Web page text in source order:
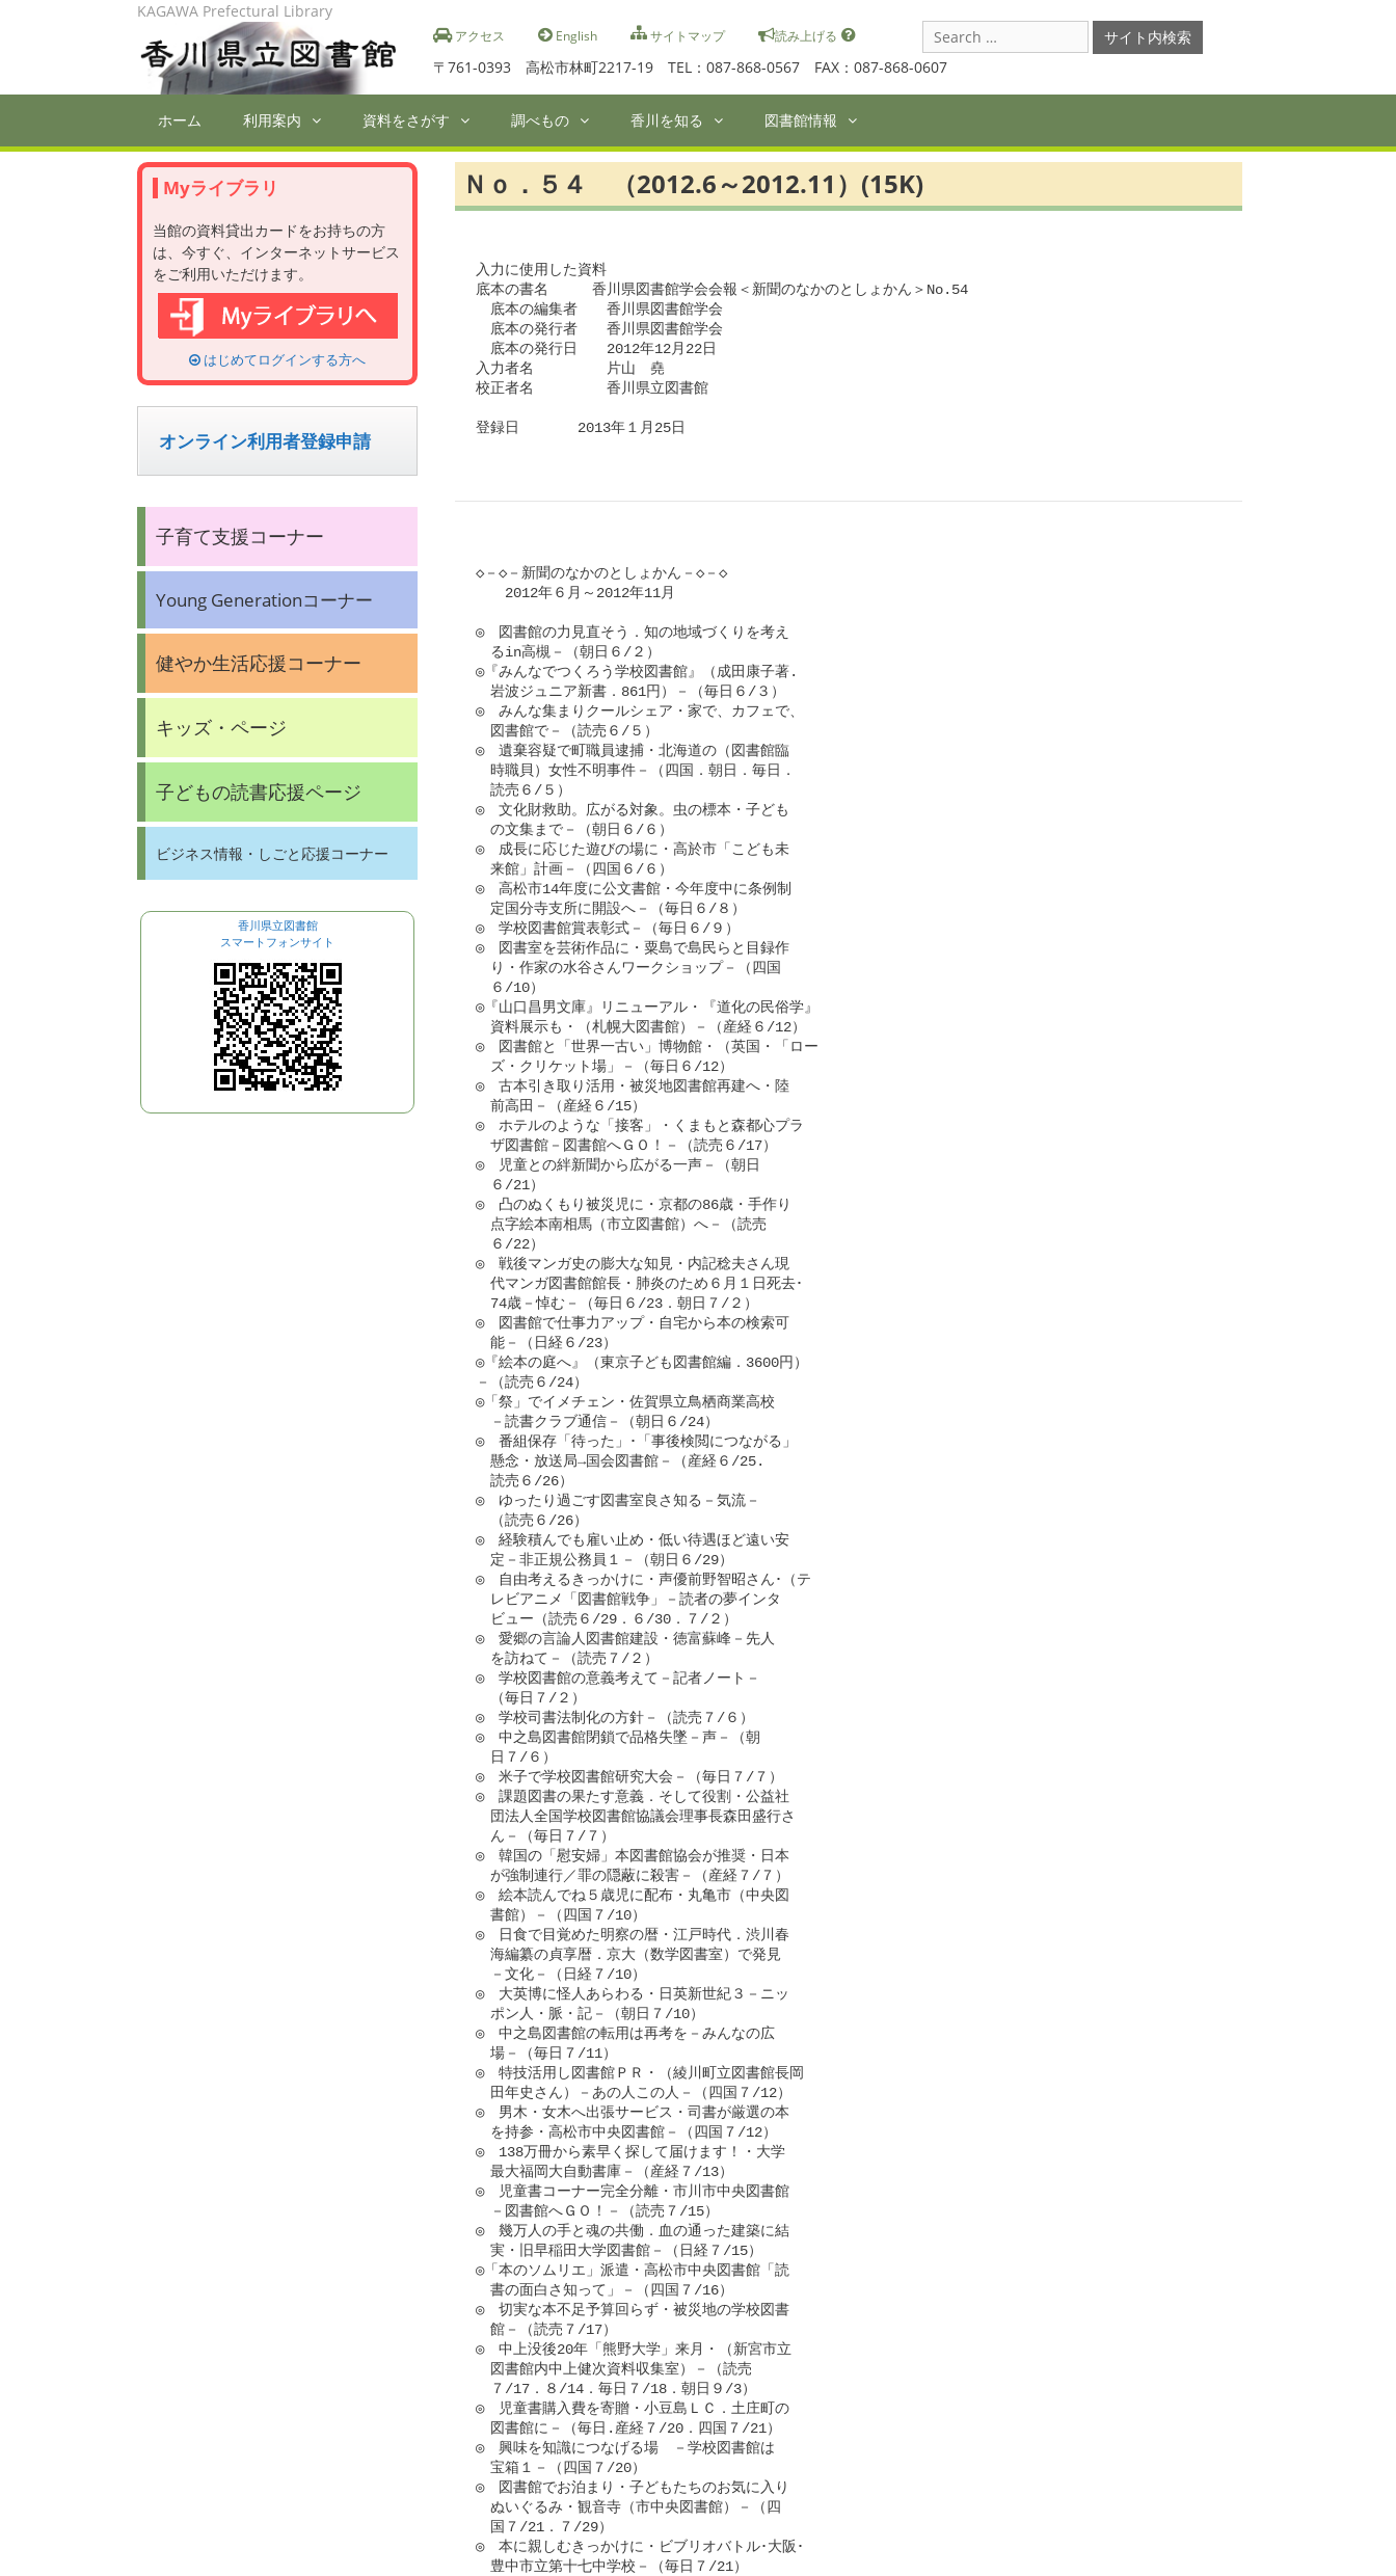
アクセス English サイトマップ 読み上げる
〒761-0393 高松市林町2217-19 TEL：087-868-0567 FAX：087-868-0607
KAGAWA Prefectural Library
Search
for:
ホーム 利用案内 資料をさがす 調べもの 香川を知る 図書館情報
Ｎｏ．５４ （2012.6～2012.11）(15K)
入力に使用した資料
底本の書名　　　香川県図書館学会会報＜新聞のなかのとしょかん＞No.54
底本の編集者　　香川県図書館学会
底本の発行者　　香川県図書館学会
底本の発行日　　2012年12月22日
入力者名　　　　　片山　堯
校正者名　　　　　香川県立図書館
登録日　　　　2013年１月25日
◇－◇－新聞のなかのとしょかん－◇－◇
2012年６月～2012年11月
◎　図書館の力見直そう．知の地域づくりを考え
るin高槻－（朝日６/２）
◎『みんなでつくろう学校図書館』（成田康子著.
岩波ジュニア新書．861円）－（毎日６/３）
◎　みんな集まりクールシェア・家で、カフェで、
図書館で－（読売６/５）
◎　遺棄容疑で町職員逮捕・北海道の（図書館臨
時職貝）女性不明事件－（四国．朝日．毎日．
読売６/５）
◎　文化財救助。広がる対象。虫の標本・子ども
の文集まで－（朝日６/６）
◎　成長に応じた遊びの場に・高於市「こども未
来館」計画－（四国６/６）
◎　高松市14年度に公文書館・今年度中に条例制
定国分寺支所に開設へ－（毎日６/８）
◎　学校図書館賞表彰式－（毎日６/９）
◎　図書室を芸術作品に・粟島で島民らと目録作
り・作家の水谷さんワークショップ－（四国
６/10）
◎『山口昌男文庫』リニューアル・『道化の民俗学』
資料展示も・（札幌大図書館）－（産経６/12）
◎　図書館と「世界一古い」博物館・（英国・「ロー
ズ・クリケット場」－（毎日６/12）
◎　古本引き取り活用・被災地図書館再建へ・陸
前高田－（産経６/15）
◎　ホテルのような「接客」・くまもと森都心プラ
ザ図書館－図書館へＧＯ！－（読売６/17）
◎　児童との絆新聞から広がる一声－（朝日
６/21）
◎　凸のぬくもり被災児に・京都の86歳・手作り
点字絵本南相馬（市立図書館）へ－（読売
６/22）
◎　戦後マンガ史の膨大な知見・内記稔夫さん現
代マンガ図書館館長・肺炎のため６月１日死去･
74歳－悼む－（毎日６/23．朝日７/２）
◎　図書館で仕事力アップ・自宅から本の検索可
能－（日経６/23）
◎『絵本の庭へ』（東京子ども図書館編．3600円）
－（読売６/24）
◎「祭」でイメチェン・佐賀県立鳥栖商業高校
－読書クラブ通信－（朝日６/24）
◎　番組保存「待った」･「事後検閲につながる」
懸念・放送局→国会図書館－（産経６/25.
読売６/26）
◎　ゆったり過ごす図書室良さ知る－気流－
（読売６/26）
◎　経験積んでも雇い止め・低い待遇ほど遠い安
定－非正規公務員１－（朝日６/29）
◎　自由考えるきっかけに・声優前野智昭さん･（テ
レビアニメ「図書館戦争」－読者の夢インタ
ビュー（読売６/29．６/30．７/２）
◎　愛郷の言論人図書館建設・徳富蘇峰－先人
を訪ねて－（読売７/２）
◎　学校図書館の意義考えて－記者ノート－
（毎日７/２）
◎　学校司書法制化の方針－（読売７/６）
◎　中之島図書館閉鎖で品格失墜－声－（朝
日７/６）
◎　米子で学校図書館研究大会－（毎日７/７）
◎　課題図書の果たす意義．そして役割・公益社
団法人全国学校図書館協議会理事長森田盛行さ
ん－（毎日７/７）
◎　韓国の「慰安婦」本図書館協会が推奨・日本
が強制連行／罪の隠蔽に殺害－（産経７/７）
◎　絵本読んでね５歳児に配布・丸亀市（中央図
書館）－（四国７/10）
◎　日食で目覚めた明察の暦・江戸時代．渋川春
海編纂の貞享暦．京大（数学図書室）で発見
－文化－（日経７/10）
◎　大英博に怪人あらわる・日英新世紀３－ニッ
ポン人・脈・記－（朝日７/10）
◎　中之島図書館の転用は再考を－みんなの広
場－（毎日７/11）
◎　特技活用し図書館ＰＲ・（綾川町立図書館長岡
田年史さん）－あの人この人－（四国７/12）
◎　男木・女木へ出張サービス・司書が厳選の本
を持参・高松市中央図書館－（四国７/12）
◎　138万冊から素早く探して届けます！・大学
最大福岡大自動書庫－（産経７/13）
◎　児童書コーナー完全分離・市川市中央図書館
－図書館へＧＯ！－（読売７/15）
◎　幾万人の手と魂の共働．血の通った建築に結
実・旧早稲田大学図書館－（日経７/15）
◎「本のソムリエ」派遣・高松市中央図書館「読
書の面白さ知って」－（四国７/16）
◎　切実な本不足予算回らず・被災地の学校図書
館－（読売７/17）
◎　中上没後20年「熊野大学」来月・（新宮市立
図書館内中上健次資料収集室）－（読売
７/17．８/14．毎日７/18．朝日９/3）
◎　児童書購入費を寄贈・小豆島ＬＣ．土庄町の
図書館に－（毎日.産経７/20．四国７/21）
◎　興味を知識につなげる場　－学校図書館は
宝箱１－（四国７/20）
◎　図書館でお泊まり・子どもたちのお気に入り
ぬいぐるみ・観音寺（市中央図書館）－（四
国７/21．７/29）
◎　本に親しむきっかけに・ビブリオバトル･大阪･
豊中市立第十七中学校－（毎日７/21）
Myライブラリ
当館の資料貸出カードをお持ちの方
は、今すぐ、インターネットサービス
をご利用いただけます。
はじめてログインする方へ
オンライン利用者登録申請
子育て支援コーナー
Young Generationコーナー
健やか生活応援コーナー
キッズ・ページ
子どもの読書応援ページ
ビジネス情報・しごと応援コーナー
香川県立図書館
スマートフォンサイト